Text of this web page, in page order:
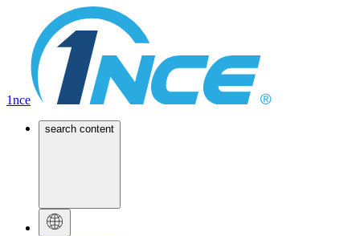
1nce
search content